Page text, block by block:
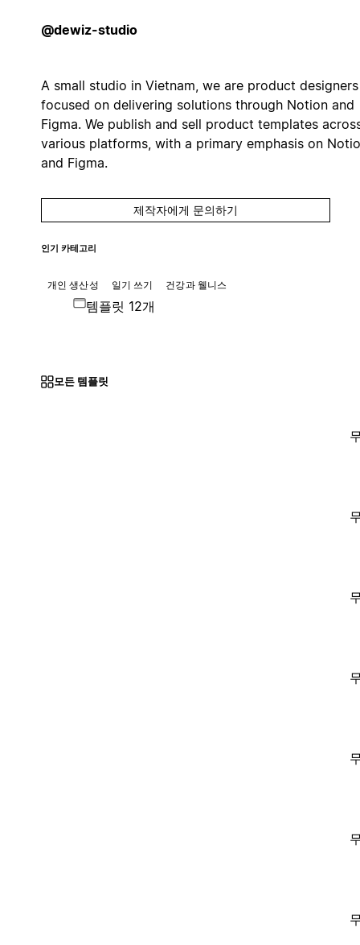
@dewiz-studio
A small studio in Vietnam, we are product designers
focused on delivering solutions through Notion and
Figma. We publish and sell product templates
various platforms, with a primary emphasis on
and Figma.
제작자에게 문의하기
인기 카테고리
개인 생산성 일기 쓰기 건강과 웰니스
템플릿 12개
모든 템플릿